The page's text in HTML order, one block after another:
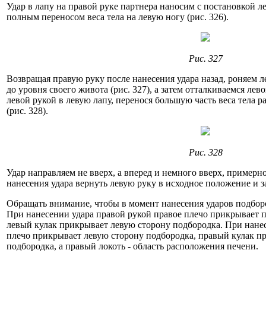
Удар в лапу на правой руке партнера наносим с постановкой
полным переносом веса тела на левую ногу (рис. 326).
Рис. 327
Возвращая правую руку после нанесения удара назад, роняем
до уровня своего живота (рис. 327), а затем отталкиваемся
левой рукой в левую лапу, перенося большую часть веса тела
(рис. 328).
Рис. 328
Удар направляем не вверх, а вперед и немного вверх,
нанесения удара вернуть левую руку в исходное положение и
Обращать внимание, чтобы в момент нанесения ударов
При нанесении удара правой рукой правое плечо прикрывает
левый кулак прикрывает левую сторону подбородка. При
плечо прикрывает левую сторону подбородка, правый кулак
подбородка, а правый локоть - область расположения печени.